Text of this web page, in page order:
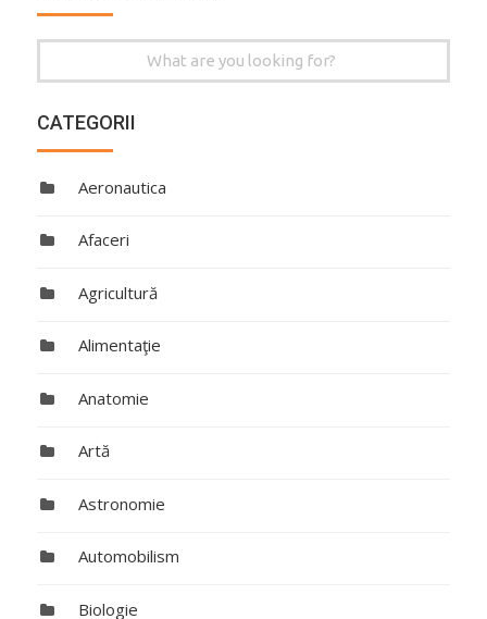
for:
CATEGORII
Aeronautica
Afaceri
Agricultură
Alimentaţie
Anatomie
Artă
Astronomie
Automobilism
Biologie